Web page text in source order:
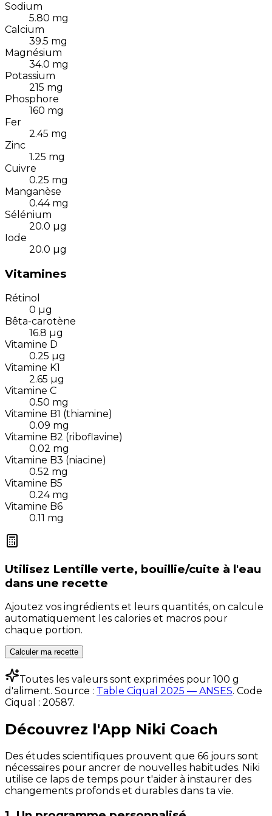
Sodium
5.80 mg
Calcium
39.5 mg
Magnésium
34.0 mg
Potassium
215 mg
Phosphore
160 mg
Fer
2.45 mg
Zinc
1.25 mg
Cuivre
0.25 mg
Manganèse
0.44 mg
Sélénium
20.0 µg
Iode
20.0 µg
Vitamines
Rétinol
0 µg
Bêta-carotène
16.8 µg
Vitamine D
0.25 µg
Vitamine K1
2.65 µg
Vitamine C
0.50 mg
Vitamine B1 (thiamine)
0.09 mg
Vitamine B2 (riboflavine)
0.02 mg
Vitamine B3 (niacine)
0.52 mg
Vitamine B5
0.24 mg
Vitamine B6
0.11 mg
Utilisez Lentille verte, bouillie/cuite à l'eau
dans une recette
Ajoutez vos ingrédients et leurs quantités, on calcule
automatiquement les calories et macros pour
chaque portion.
Calculer ma recette
Toutes les valeurs sont exprimées pour 100 g
d'aliment. Source : Table Ciqual 2025 — ANSES. Code
Ciqual : 20587.
Découvrez l'App Niki Coach
Des études scientifiques prouvent que 66 jours sont
nécessaires pour ancrer de nouvelles habitudes. Niki
utilise ce laps de temps pour t'aider à instaurer des
changements profonds et durables dans ta vie.